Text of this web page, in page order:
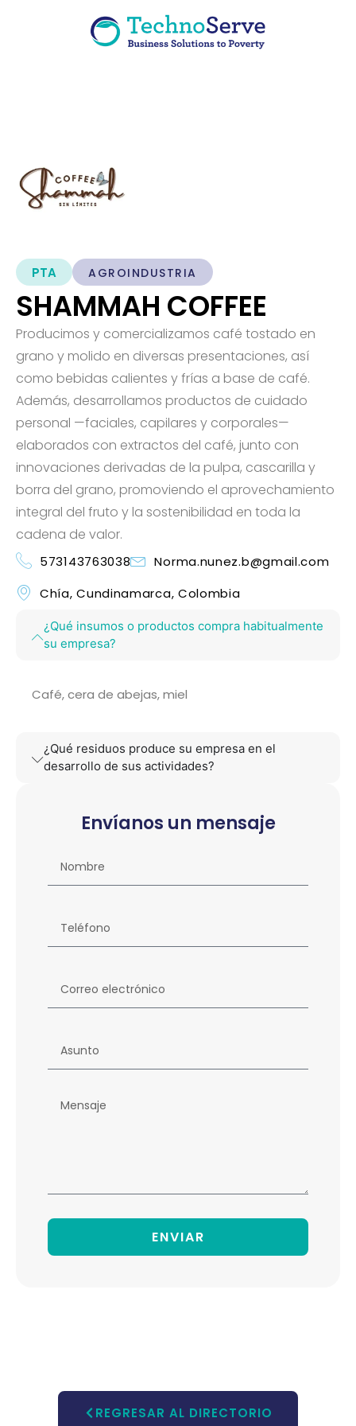
PTA AGROINDUSTRIA
SHAMMAH COFFEE
Producimos y comercializamos café tostado en
grano y molido en diversas presentaciones, así
como bebidas calientes y frías a base de café.
Además, desarrollamos productos de cuidado
personal —faciales, capilares y corporales—
elaborados con extractos del café, junto con
innovaciones derivadas de la pulpa, cascarilla y
borra del grano, promoviendo el aprovechamiento
integral del fruto y la sostenibilidad en toda la
cadena de valor.
573143763038
Norma.nunez.b@gmail.com
Chía, Cundinamarca, Colombia
¿Qué insumos o productos compra habitualmente
su empresa?
Café, cera de abejas, miel
¿Qué residuos produce su empresa en el
desarrollo de sus actividades?
Envíanos un mensaje
ENVIAR
REGRESAR AL DIRECTORIO